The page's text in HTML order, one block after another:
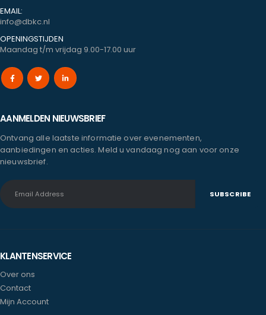
EMAIL:
info@dbkc.nl
OPENINGSTIJDEN
Maandag t/m vrijdag 9.00-17.00 uur
AANMELDEN NIEUWSBRIEF
Ontvang alle laatste informatie over evenementen,
aanbiedingen en acties. Meld u vandaag nog aan voor onze
nieuwsbrief.
KLANTENSERVICE
Over ons
Contact
Mijn Account